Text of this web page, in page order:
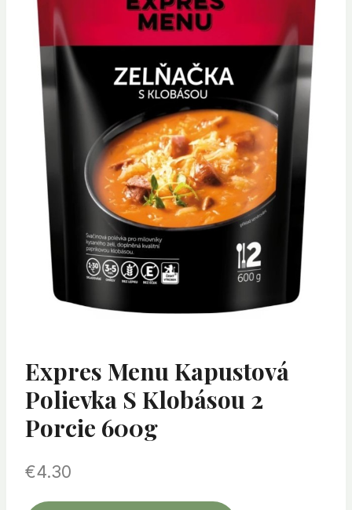
Expres Menu Kapustová
Polievka S Klobásou 2
Porcie 600g
€4.30